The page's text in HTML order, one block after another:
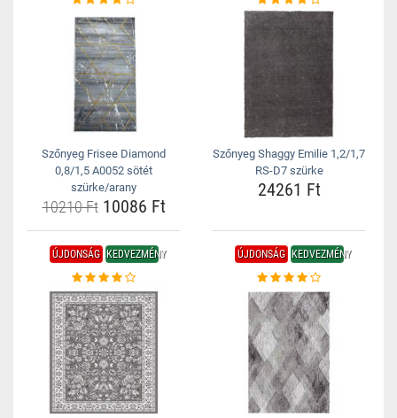
Szőnyeg Frisee Diamond
0,8/1,5 A0052 sötét
szürke/arany
10210 Ft10086 Ft
Szőnyeg Shaggy Emilie 1,2/1,7
RS-D7 szürke
24261 Ft
ÚJDONSÁG KEDVEZMÉNY ÚJDONSÁG KEDVEZMÉNY